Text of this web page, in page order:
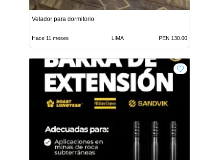
Velador para dormitorio
Hace 11 meses LIMA PEN 130.00